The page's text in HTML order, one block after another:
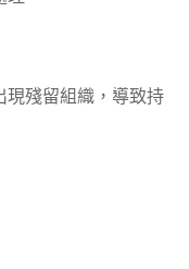
現殘留組織，導致持